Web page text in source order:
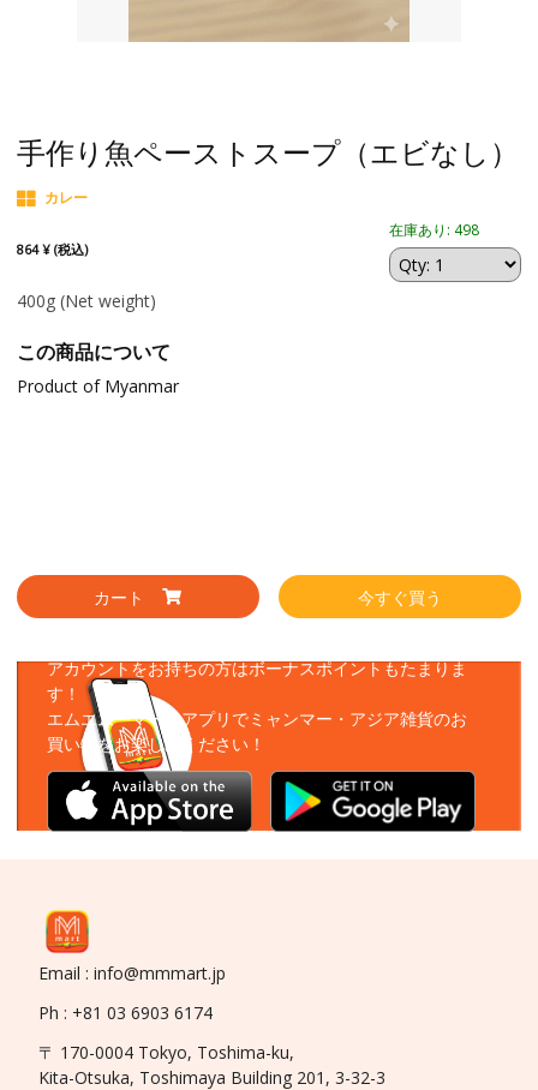
手作り魚ペーストスープ（エビなし）
カレー
864 ¥ (税込)
在庫あり: 498
400g (Net weight)
この商品について
Product of Myanmar
カート 今すぐ買う
アカウントをお持ちの方はボーナスポイントもたまりま
す！
エムエムーマートアプリでミャンマー・アジア雑貨のお
買い物をお楽しみください！
Email : info@mmmart.jp
Ph : +81 03 6903 6174
〒 170-0004 Tokyo, Toshima-ku,
Kita-Otsuka, Toshimaya Building 201, 3-32-3